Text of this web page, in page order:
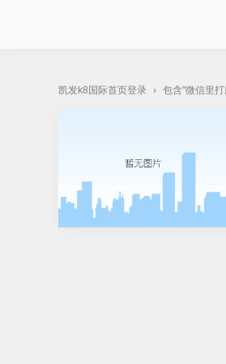
凯发k8国际首页登录 › 包含"微信里